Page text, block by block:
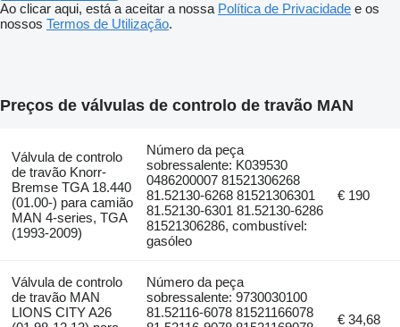
Ao clicar aqui, está a aceitar a nossa Política de Privacidade e os
nossos Termos de Utilização.
Preços de válvulas de controlo de travão MAN
Válvula de controlo
de travão Knorr-
Bremse TGA 18.440
(01.00-) para camião
MAN 4-series, TGA
(1993-2009)
Número da peça
sobressalente: K039530
0486200007 81521306268
81.52130-6268 81521306301
81.52130-6301 81.52130-6286
81521306286, combustível:
gasóleo
€ 190
Válvula de controlo
de travão MAN
LIONS CITY A26
Número da peça
sobressalente: 9730030100
81.52116-6078 81521166078
€ 34,68